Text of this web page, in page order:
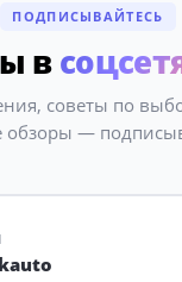
ПОДПИСЫВАЙТЕСЬ
в
советы по
обзоры —